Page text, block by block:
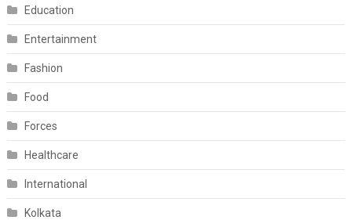
Education
Entertainment
Fashion
Food
Forces
Healthcare
International
Kolkata